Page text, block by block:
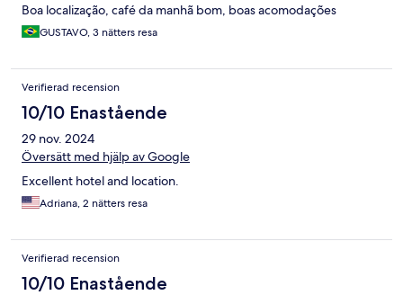
Boa localização, café da manhã bom, boas acomodações
GUSTAVO, 3 nätters resa
Verifierad recension
10/10 Enastående
29 nov. 2024
Översätt med hjälp av Google
Excellent hotel and location.
Adriana, 2 nätters resa
Verifierad recension
10/10 Enastående